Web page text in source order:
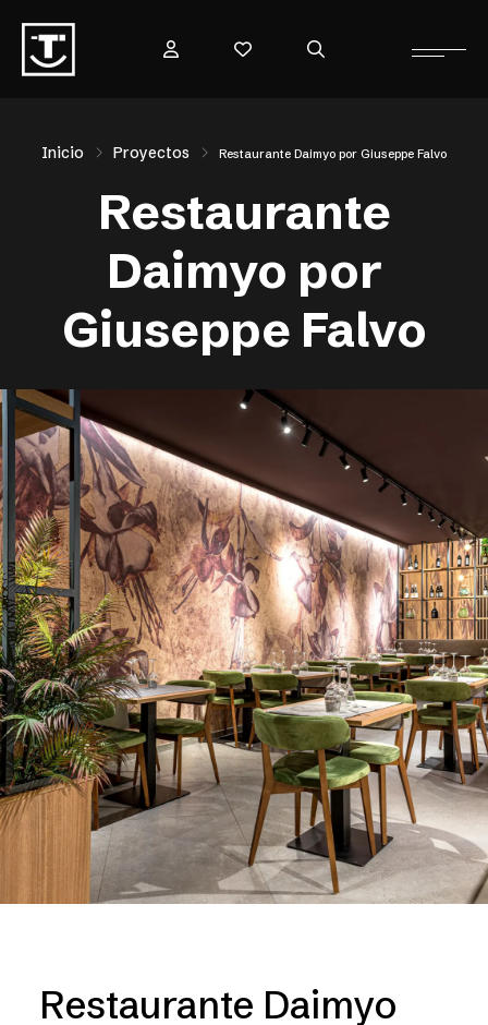
Inicio Proyectos Restaurante Daimyo por Giuseppe Falvo
Restaurante
Daimyo por
Giuseppe Falvo
Restaurante Daimyo